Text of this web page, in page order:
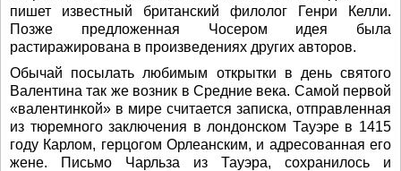
пишет известный британский филолог Генри Келли.
Позже предложенная Чосером идея была
растиражирована в произведениях других авторов.
Обычай посылать любимым открытки в день святого
Валентина так же возник в Средние века. Самой первой
«валентинкой» в мире считается записка, отправленная
из тюремного заключения в лондонском Тауэре в 1415
году Карлом, герцогом Орлеанским, и адресованная его
жене. Письмо Чарльза из Тауэра, сохранилось и